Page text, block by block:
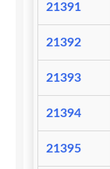
21391
21392
21393
21394
21395